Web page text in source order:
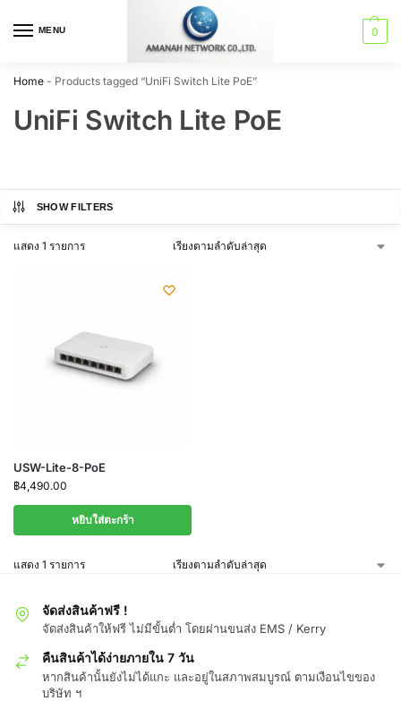
MENU 0
Home - Products tagged “UniFi Switch Lite PoE”
UniFi Switch Lite PoE
SHOW FILTERS
แสดง 1 รายการ
USW-Lite-8-PoE
฿4,490.00
หยิบใส่ตะกร้า
แสดง 1 รายการ
จัดส่งสินค้าฟรี !
จัดส่งสินค้าให้ฟรี ไม่มีขั้นต่ำ โดยผ่านขนส่ง EMS / Kerry
คืนสินค้าได้ง่ายภายใน 7 วัน
หากสินค้านั้นยังไม่ได้แกะ และอยู่ในสภาพสมบูรณ์ ตามเงือนไขของ
บริษัท ฯ